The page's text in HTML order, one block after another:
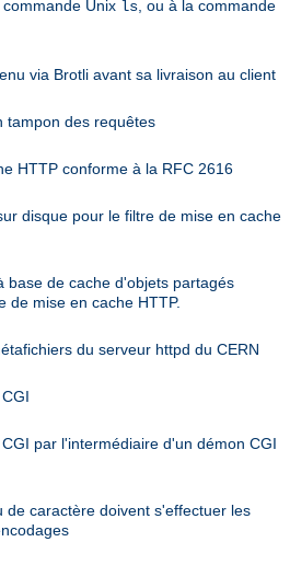
Unix ls, ou à la commande
via Brotli avant sa livraison au client
tampon des requêtes
HTTP conforme à la RFC 2616
disque pour le filtre de mise en cache
base de cache d'objets partagés
de mise en cache HTTP.
du serveur httpd du CERN
par l'intermédiaire d'un démon CGI
de caractère doivent s'effectuer les